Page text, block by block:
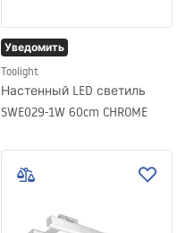
Уведомить
Toolight
Настенный LED светиль
SWE029-1W 60cm CHROME